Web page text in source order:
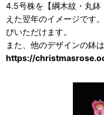
4.5号株を【綱木紋・丸鉢
えた翌年のイメージです
びいただけます。
また、他のデザインの鉢
https://